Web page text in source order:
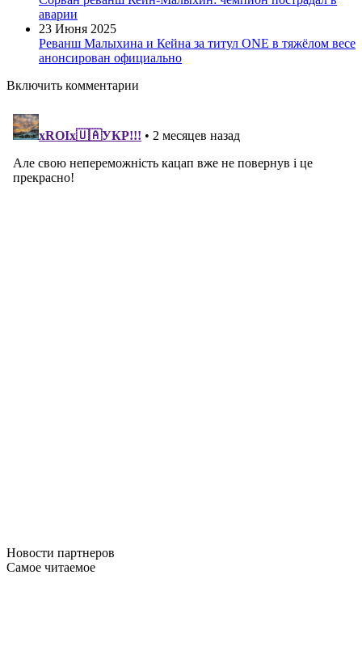
аварии
23 Июня 2025
Реванш Малыхина и Кейна за титул ONE в тяжёлом весе
анонсирован официально
Включить комментарии
Новости партнеров
Самое читаемое